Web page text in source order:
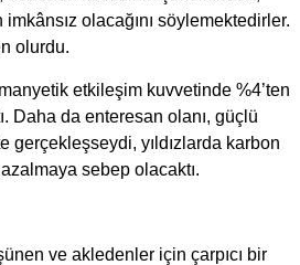
olacağını söylemektedirler.
olurdu.
etkileşim kuvvetinde %4’ten
Daha da enteresan olanı, güçlü
gerçekleşseydi, yıldızlarda karbon
sebep olacaktı.
ve akledenler için çarpıcı bir